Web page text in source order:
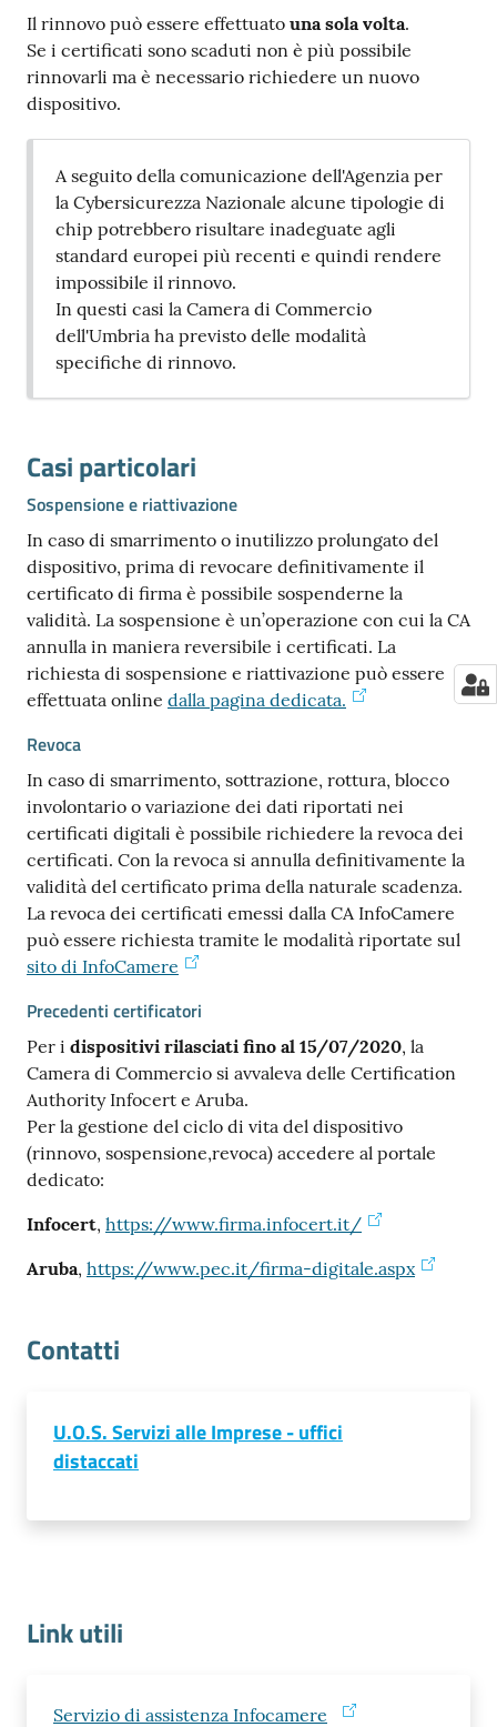
Il rinnovo può essere effettuato una sola volta.
Se i certificati sono scaduti non è più possibile
rinnovarli ma è necessario richiedere un nuovo
dispositivo.
A seguito della comunicazione dell'Agenzia per
la Cybersicurezza Nazionale alcune tipologie di
chip potrebbero risultare inadeguate agli
standard europei più recenti e quindi rendere
impossibile il rinnovo.
In questi casi la Camera di Commercio
dell'Umbria ha previsto delle modalità
specifiche di rinnovo.
Casi particolari
Sospensione e riattivazione
In caso di smarrimento o inutilizzo prolungato del
dispositivo, prima di revocare definitivamente il
certificato di firma è possibile sospenderne la
validità. La sospensione è un’operazione con cui la CA
annulla in maniera reversibile i certificati. La
richiesta di sospensione e riattivazione può essere
effettuata online dalla pagina dedicata.
Revoca
In caso di smarrimento, sottrazione, rottura, blocco
involontario o variazione dei dati riportati nei
certificati digitali è possibile richiedere la revoca dei
certificati. Con la revoca si annulla definitivamente la
validità del certificato prima della naturale scadenza.
La revoca dei certificati emessi dalla CA InfoCamere
può essere richiesta tramite le modalità riportate sul
sito di InfoCamere
Precedenti certificatori
Per i dispositivi rilasciati fino al 15/07/2020, la
Camera di Commercio si avvaleva delle Certification
Authority Infocert e Aruba.
Per la gestione del ciclo di vita del dispositivo
(rinnovo, sospensione,revoca) accedere al portale
dedicato:
Infocert, https://www.firma.infocert.it/
Aruba, https://www.pec.it/firma-digitale.aspx
Contatti
U.O.S. Servizi alle Imprese - uffici
distaccati
Link utili
Servizio di assistenza Infocamere